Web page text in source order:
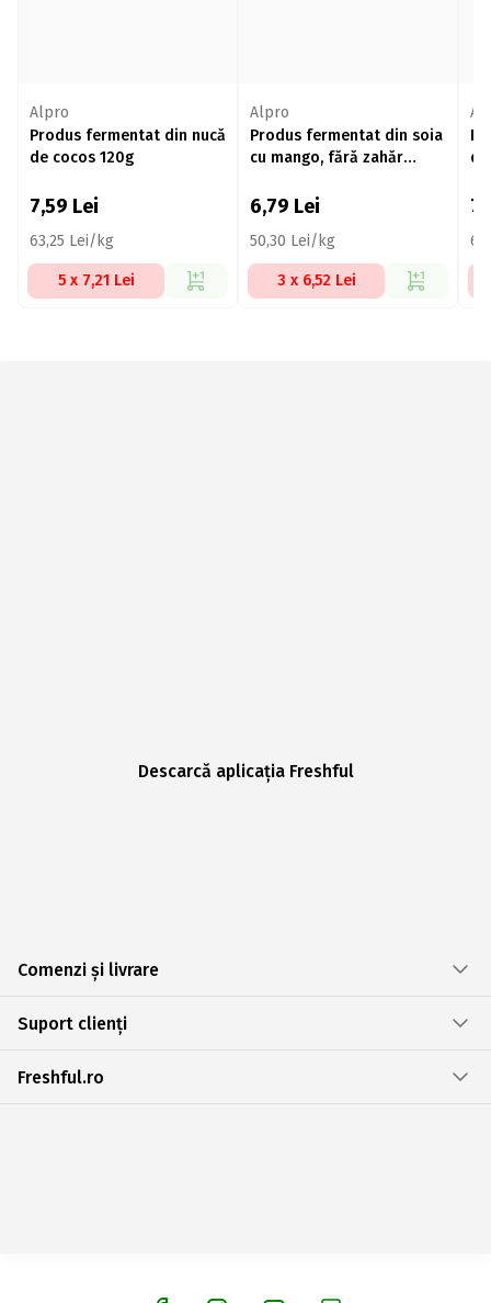
Alpro
Produs fermentat din nucă
de cocos 120g
7,59 Lei
63,25 Lei/kg
5 x 7,21 Lei
Alpro
Produs fermentat din soia
cu mango, fără zahăr
6,79 Lei
50,30 Lei/kg
3 x 6,52 Lei
Descarcă aplicația Freshful
Comenzi și livrare
Suport clienți
Freshful.ro